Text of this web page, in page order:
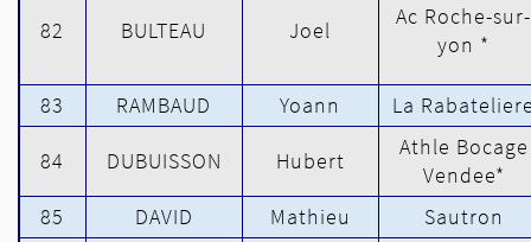
82 BULTEAU Joel
Ac Roche-sur-
yon *
83 RAMBAUD Yoann La
84 DUBUISSON Hubert
Athle Bocage
Vendee*
85
DAVID Mathieu Sautron